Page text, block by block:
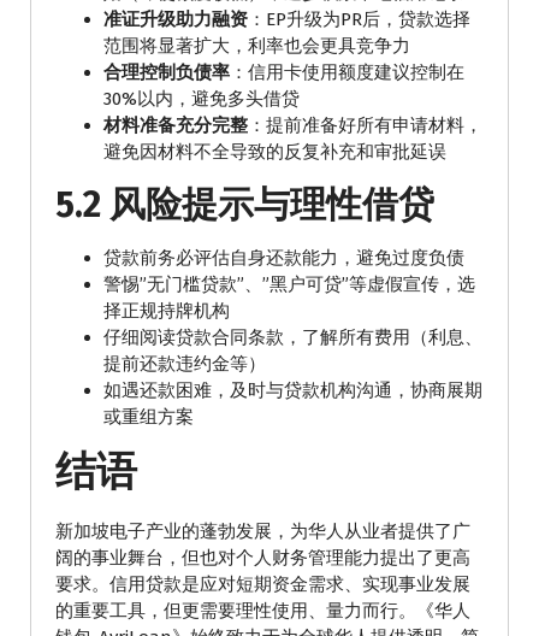
准证升级助力融资 ：EP升级为PR后，贷款选择
范围将显著扩大，利率也会更具竞争力
合理控制负债率 ：信用卡使用额度建议控制在
30%以内，避免多头借贷
材料准备充分完整 ：提前准备好所有申请材料，
避免因材料不全导致的反复补充和审批延误
5.2 风险提示与理性借贷
贷款前务必评估自身还款能力，避免过度负债
警惕”无门槛贷款”、”黑户可贷”等虚假宣传，选
择正规持牌机构
仔细阅读贷款合同条款，了解所有费用（利息、
提前还款违约金等）
如遇还款困难，及时与贷款机构沟通，协商展期
或重组方案
结语
新加坡电子产业的蓬勃发展，为华人从业者提供了广
阔的事业舞台，但也对个人财务管理能力提出了更高
要求。信用贷款是应对短期资金需求、实现事业发展
的重要工具，但更需要理性使用、量力而行。《华人